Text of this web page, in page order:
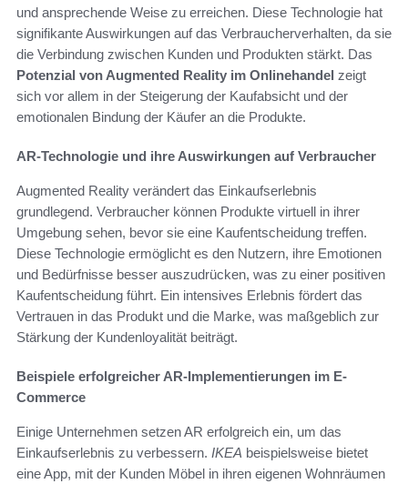
und ansprechende Weise zu erreichen. Diese Technologie hat
signifikante Auswirkungen auf das Verbraucherverhalten, da sie
die Verbindung zwischen Kunden und Produkten stärkt. Das
Potenzial von Augmented Reality im Onlinehandel zeigt
sich vor allem in der Steigerung der Kaufabsicht und der
emotionalen Bindung der Käufer an die Produkte.
AR-Technologie und ihre Auswirkungen auf Verbraucher
Augmented Reality verändert das Einkaufserlebnis
grundlegend. Verbraucher können Produkte virtuell in ihrer
Umgebung sehen, bevor sie eine Kaufentscheidung treffen.
Diese Technologie ermöglicht es den Nutzern, ihre Emotionen
und Bedürfnisse besser auszudrücken, was zu einer positiven
Kaufentscheidung führt. Ein intensives Erlebnis fördert das
Vertrauen in das Produkt und die Marke, was maßgeblich zur
Stärkung der Kundenloyalität beiträgt.
Beispiele erfolgreicher AR-Implementierungen im E-
Commerce
Einige Unternehmen setzen AR erfolgreich ein, um das
Einkaufserlebnis zu verbessern. IKEA beispielsweise bietet
eine App, mit der Kunden Möbel in ihren eigenen Wohnräumen